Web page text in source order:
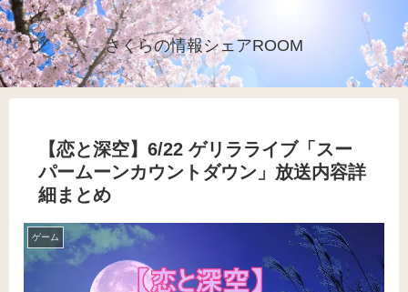
さくらの情報シェアROOM
【恋と深空】6/22 ゲリラライブ「スー
パームーンカウントダウン」放送内容詳
細まとめ
ゲーム